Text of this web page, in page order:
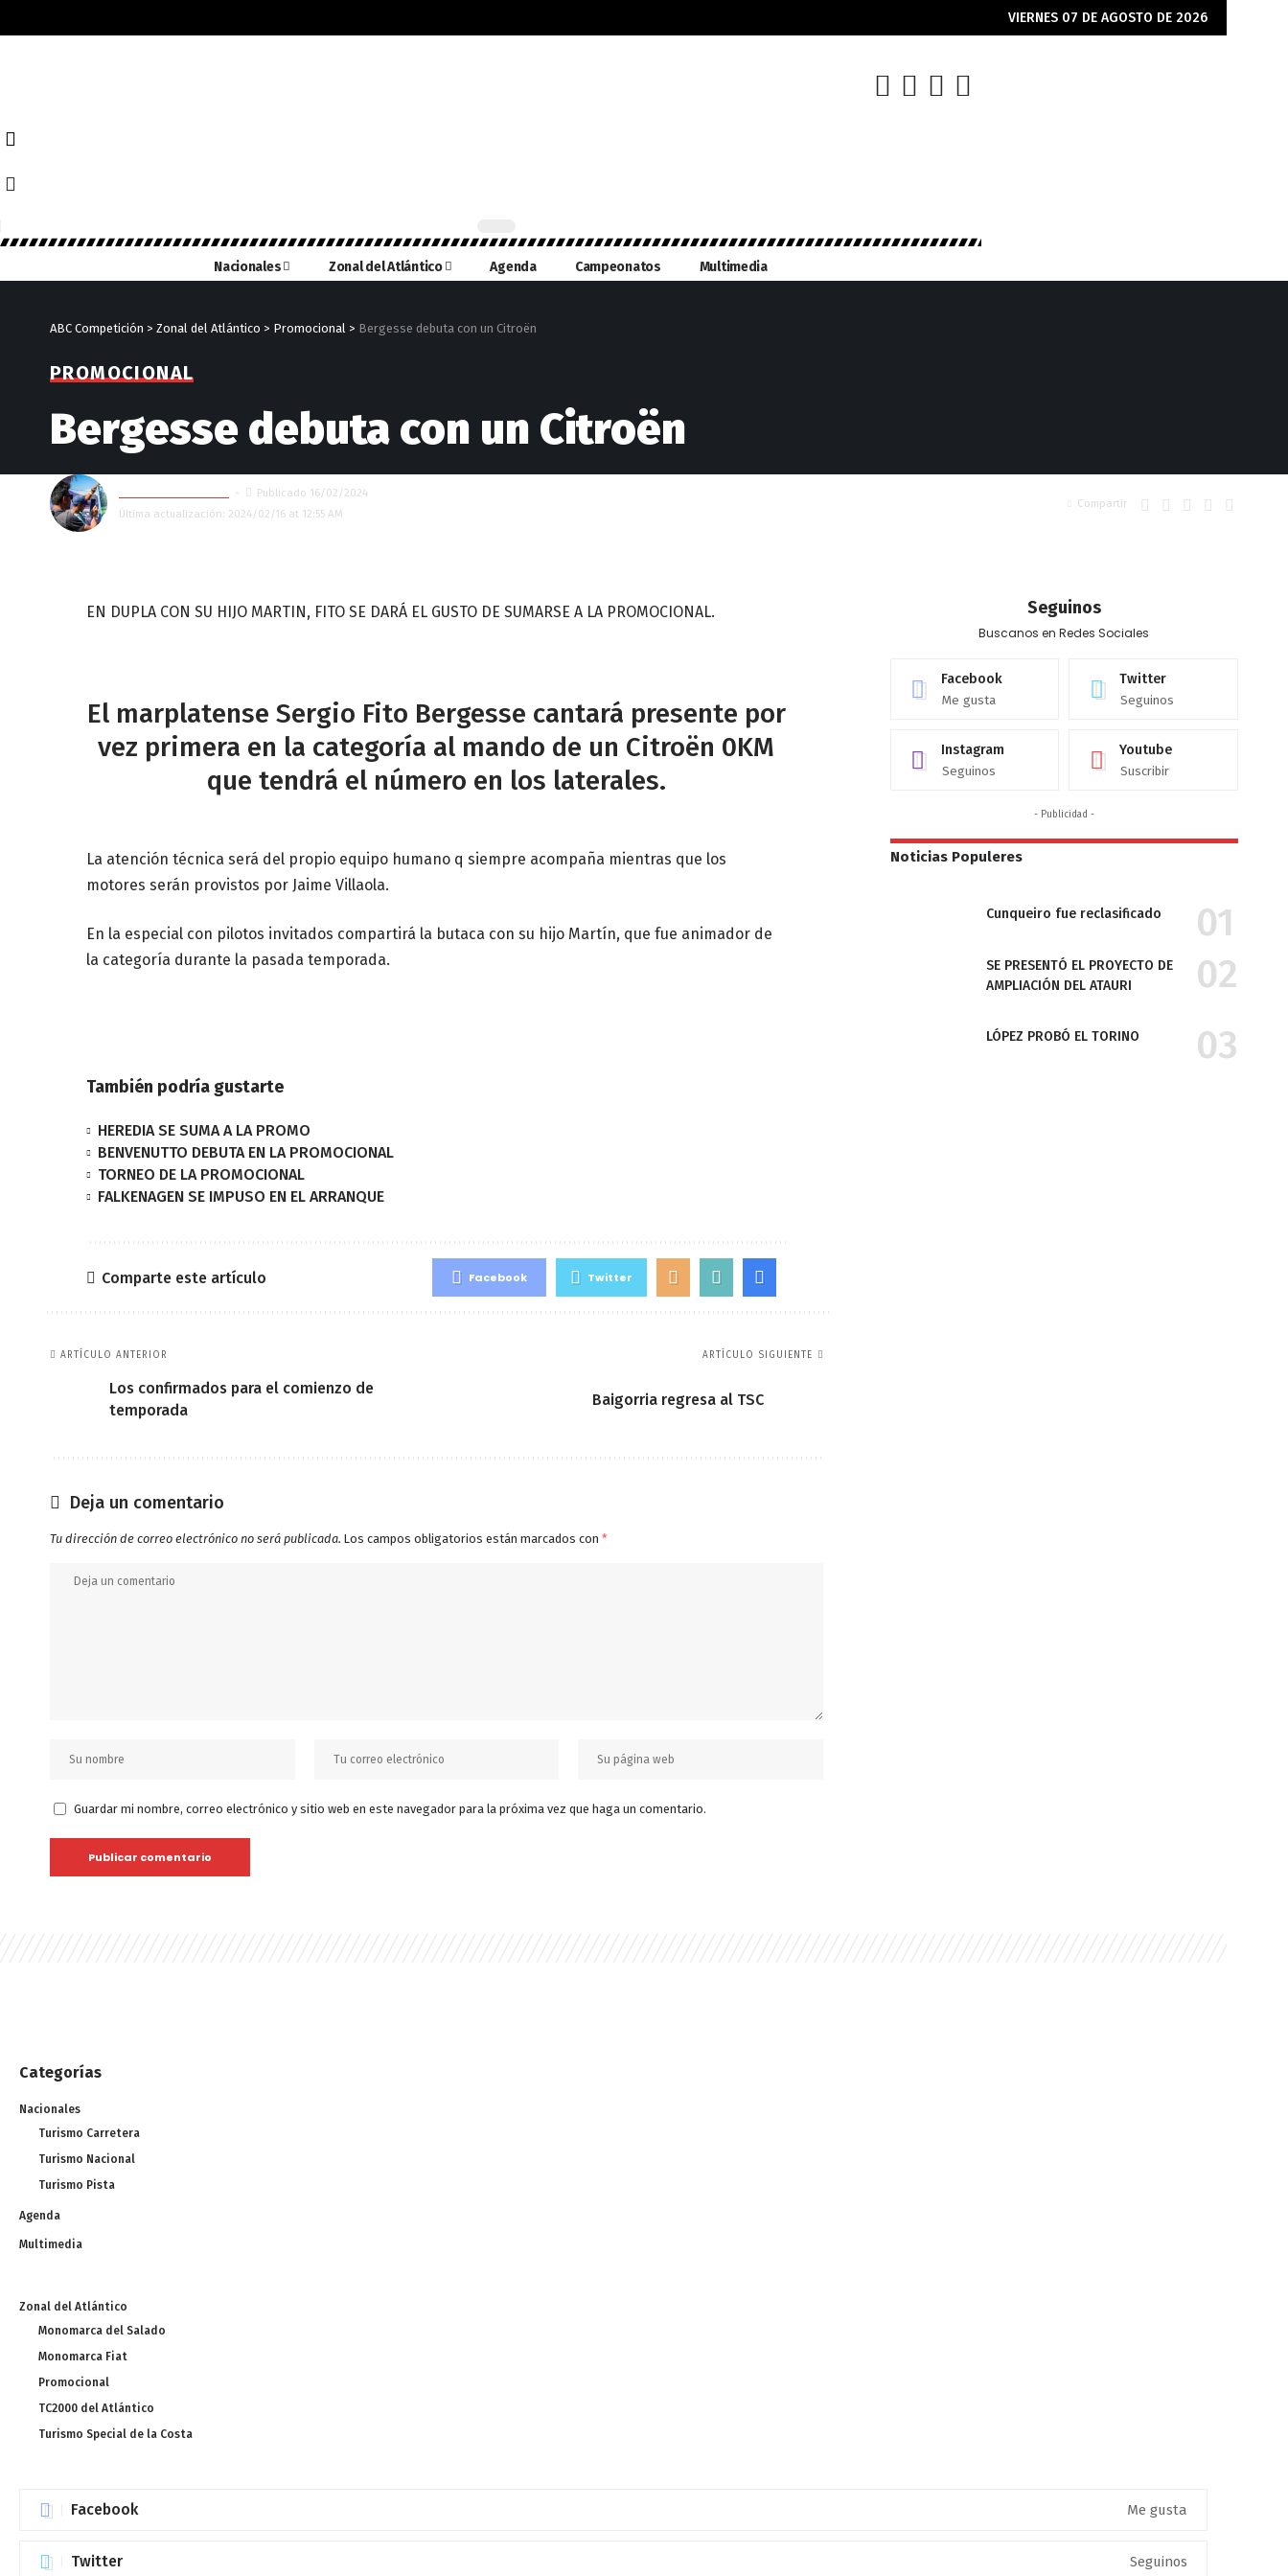
VIERNES 07 DE AGOSTO DE 2026
Nacionales Zonal del Atlántico Agenda Campeonatos Multimedia
ABC Competición > Zonal del Atlántico > Promocional > Bergesse debuta con un Citroën
PROMOCIONAL
Bergesse debuta con un Citroën
Última actualización: 2024/02/16 at 12:55 AM
Publicado 16/02/2024
Compartir
EN DUPLA CON SU HIJO MARTIN, FITO SE DARÁ EL GUSTO DE SUMARSE A LA PROMOCIONAL.
El marplatense Sergio Fito Bergesse cantará presente por
vez primera en la categoría al mando de un Citroën 0KM
que tendrá el número en los laterales.
La atención técnica será del propio equipo humano q siempre acompaña mientras que los
motores serán provistos por Jaime Villaola.
En la especial con pilotos invitados compartirá la butaca con su hijo Martín, que fue animador de
la categoría durante la pasada temporada.
También podría gustarte
HEREDIA SE SUMA A LA PROMO
BENVENUTTO DEBUTA EN LA PROMOCIONAL
TORNEO DE LA PROMOCIONAL
FALKENAGEN SE IMPUSO EN EL ARRANQUE
Comparte este artículo Facebook Twitter
ARTÍCULO ANTERIOR
Los confirmados para el comienzo de
temporada
ARTÍCULO SIGUIENTE
Baigorria regresa al TSC
Deja un comentario
Tu dirección de correo electrónico no será publicada. Los campos obligatorios están marcados con *
Guardar mi nombre, correo electrónico y sitio web en este navegador para la próxima vez que haga un comentario.
Seguinos
Buscanos en Redes Sociales
Facebook
Me gusta
Twitter
Seguinos
Instagram
Seguinos
Youtube
Suscribir
- Publicidad -
Noticias Populeres
Cunqueiro fue reclasificado
SE PRESENTÓ EL PROYECTO DE
AMPLIACIÓN DEL ATAURI
LÓPEZ PROBÓ EL TORINO
Categorías
Nacionales
Turismo Carretera
Turismo Nacional
Turismo Pista
Agenda
Multimedia
Zonal del Atlántico
Monomarca del Salado
Monomarca Fiat
Promocional
TC2000 del Atlántico
Turismo Special de la Costa
Facebook Me gusta
Twitter Seguinos